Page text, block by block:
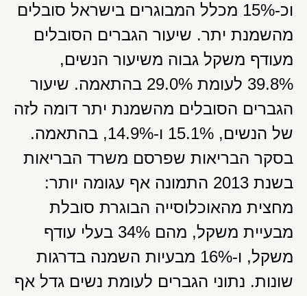
וכ-15% מכלל המבוגרים בישראל סובלים
מהשמנת יתר. שיעור הגברים הסובלים
מעודף משקל גבוה משיעור הנשים,
39.8% לעומת 29.0% בהתאמה. שיעור
הגברים הסובלים מהשמנת יתר דומה לזה
של הנשים, 15.1% ו-14.9%, בהתאמה.
בסקר הבריאות שפרסם משרד הבריאות
בשנת 2013 התמונה אף עגומה יותר:
מחצית מהאוכלוסייה הבוגרת סובלת
מבעיית משקל, מהם 34% בעלי עודף
משקל, ו-16% מבעיות השמנה בדרגות
שונות. נתוני הגברים לעומת נשים גדל אף